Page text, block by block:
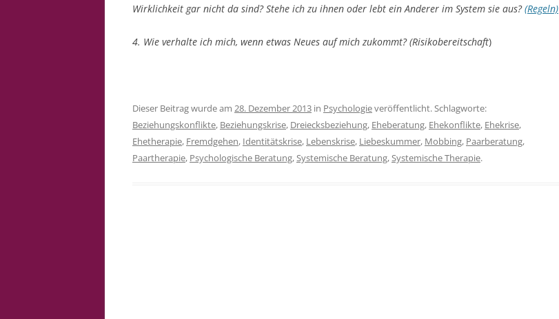
Wirklichkeit gar nicht da sind?Stehe ich zu ihnen oder lebt ein Anderer im System sie aus? (Regeln)
4. Wie verhalte ich mich, wenn etwas Neues auf mich zukommt? (Risikobereitschaft)
Dieser Beitrag wurde am 28. Dezember 2013 in Psychologieveröffentlicht. Schlagworte:
Beziehungskonflikte, Beziehungskrise, Dreiecksbeziehung, Eheberatung, Ehekonflikte, Ehekrise,
Ehetherapie, Fremdgehen, Identitätskrise, Lebenskrise, Liebeskummer, Mobbing, Paarberatung,
Paartherapie, Psychologische Beratung,Systemische Beratung,Systemische Therapie.